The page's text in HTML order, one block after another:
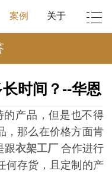
案例 关于
时间？--华恩
的产品，但是也不得
，那么在价格方面肯
跟衣架工厂 合作进行
何存货，且定制的产